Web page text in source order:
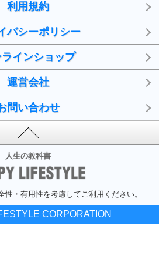
利用規約
バシーポリシー
インショップ
運営会社
問い合わせ
人生の教科書
性・有用性を考慮してご利用ください。
CORPORATION